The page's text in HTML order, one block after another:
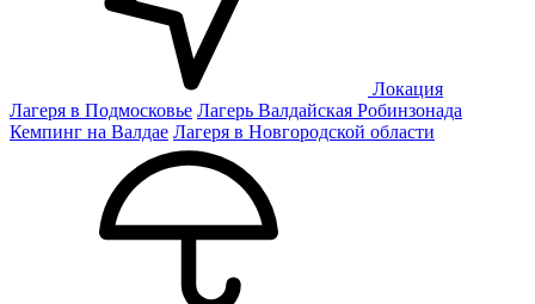
Локация
Лагеря в Подмосковье Лагерь Валдайская Робинзонада
Кемпинг на Валдае Лагеря в Новгородской области